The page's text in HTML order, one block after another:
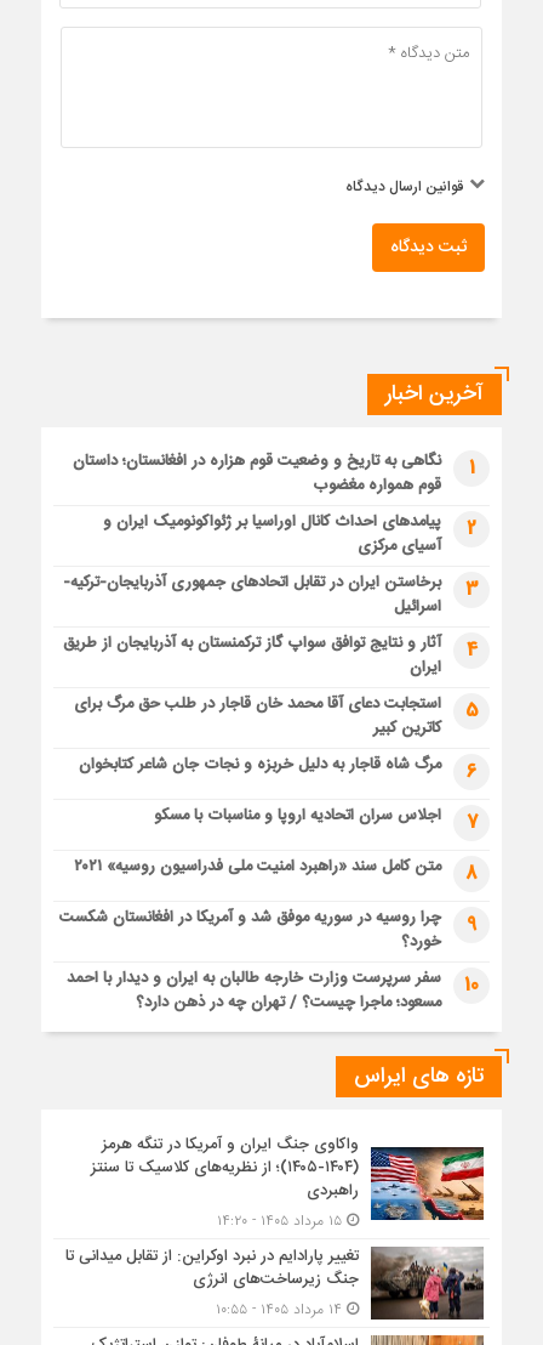
قوانین ارسال دیدگاه
ثبت دیدگاه
آخرین اخبار
1
نگاهی به تاریخ و وضعیت قوم هزاره در افغانستان؛ داستان
قوم همواره مغضوب
2
پیامدهای احداث کانال اوراسیا بر ژئواکونومیک ایران و
آسیای مرکزی
3
برخاستن ایران در تقابل اتحادهای جمهوری آذربایجان-ترکیه-
اسرائیل
4
آثار و نتایج توافق سواپ گاز ترکمنستان به آذربایجان از طریق
ایران
5
استجابت دعای آقا محمد خان قاجار در طلب حق مرگ برای
کاترین کبیر
6 مرگ شاه قاجار به دلیل خربزه و نجات جان شاعر کتابخوان
7 اجلاس سران اتحادیه اروپا و مناسبات با مسکو
8 متن کامل سند «راهبرد امنیت ملی فدراسیون روسیه» ۲۰۲۱
9
چرا روسیه در سوریه موفق شد و آمریکا در افغانستان شکست
خورد؟
10
سفر سرپرست وزارت خارجه طالبان به ایران و دیدار با احمد
مسعود؛ ماجرا چیست؟ / تهران چه در ذهن دارد؟
تازه های ایراس
واکاوی جنگ ایران و آمریکا در تنگه هرمز
(۱۴۰۴-۱۴۰۵)؛ از نظریه‌های کلاسیک تا سنتز
راهبردی
۱۵ مرداد ۱۴۰۵ - ۱۴:۲۰
تغییر پارادایم در نبرد اوکراین: از تقابل میدانی تا
جنگ زیرساخت‌های انرژی